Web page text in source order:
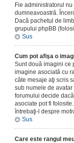
Fie administratorul
dumneavoastră.
Dacă pachetul de
grupului phpBB
Sus
Cum pot afişa o
Sunt două imagini ce
imagine asociată cu
câte mesaje aţi scris
sub numele de
forumului decide
asociate pot fi
întrebaţi-l despre
Sus
Care este rangul